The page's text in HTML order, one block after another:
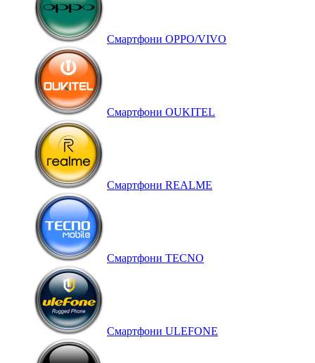
Смартфони OPPO/VIVO
Смартфони OUKITEL
Смартфони REALME
Смартфони TECNO
Смартфони ULEFONE